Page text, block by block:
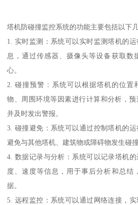
塔机防碰撞监控系统的功能主要包括以下
1. 实时监测：系统可以实时监测塔机的
息，通过传感器、摄像头等设备获取数
心。
2. 碰撞预警：系统可以根据塔机的位置
物、周围环境等因素进行计算和分析，预
并及时发出警报。
3. 碰撞避免：系统可以通过控制塔机的运
避免与其他塔机、建筑物或障碍物发生碰撞
4. 数据记录与分析：系统可以记录塔机
度、速度等信息，用于事后分析和总结
据。
5. 远程监控：系统可以通过网络连接，